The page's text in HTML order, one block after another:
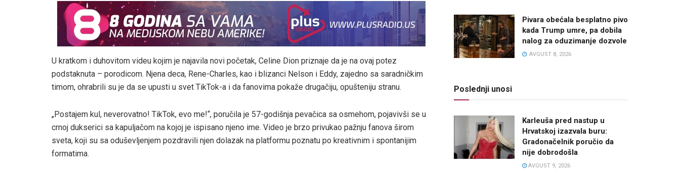
U kratkom i duhovitom videu kojim je najavila novi početak, Celine Dion priznaje da je na ovaj potez
podstaknuta – porodicom. Njena deca, Rene-Charles, kao i blizanci Nelson i Eddy, zajedno sa saradničkim
timom, ohrabrili su je da se upusti u svet TikTok-a i da fanovima pokaže drugačiju, opušteniju stranu.
„Postajem kul, neverovatno! TikTok, evo me!“, poručila je 57-godišnja pevačica sa osmehom, pojavivši se u
crnoj dukserici sa kapuljačom na kojoj je ispisano njeno ime. Video je brzo privukao pažnju fanova širom
sveta, koji su sa oduševljenjem pozdravili njen dolazak na platformu poznatu po kreativnim i spontanijim
formatima.
Pivara obećala besplatno pivo
kada Trump umre, pa dobila
nalog za oduzimanje dozvole
AVGUST 8, 2026
Poslednji unosi
Karleuša pred nastup u
Hrvatskoj izazvala buru:
Gradonačelnik poručio da
nije dobrodošla
AVGUST 9, 2026